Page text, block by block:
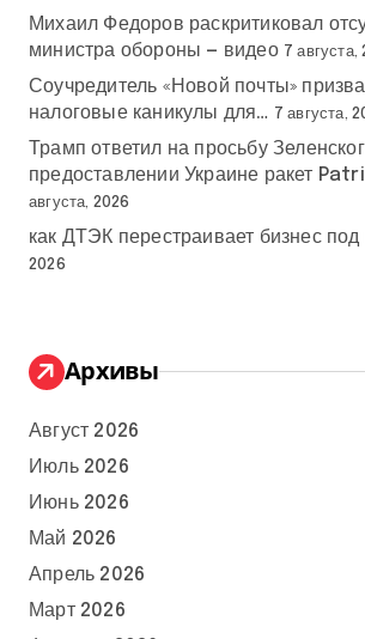
Михаил Федоров раскритиковал
министра обороны — видео 7 августа,
Соучредитель «Новой почты»
налоговые каникулы для… 7 августа,
Трамп ответил на просьбу
предоставлении Украине ракет
августа, 2026
как ДТЭК перестраивает бизнес
2026
Архивы
Август 2026
Июль 2026
Июнь 2026
Май 2026
Апрель 2026
Март 2026